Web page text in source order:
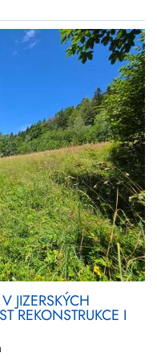
JIZERSKÝCH
REKONSTRUKCE I